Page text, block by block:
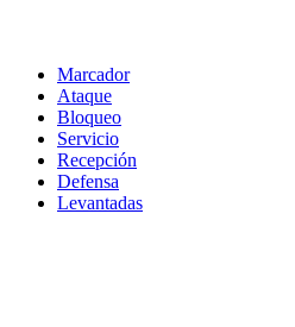
Marcador
Ataque
Bloqueo
Servicio
Recepción
Defensa
Levantadas